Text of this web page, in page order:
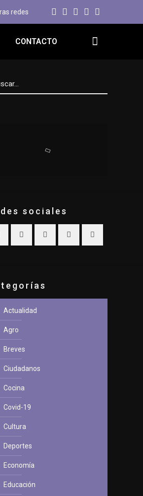
redes
CONTACTO
sociales
Actualidad
Agro
Breves
Ciudadanos
Cocina
Covid-19
Cultura
Deportes
Economía
Educación